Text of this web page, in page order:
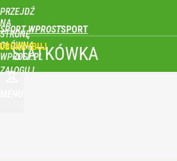
PRZEJDŹ
NA
STRONĘ
GŁÓWNĄ
WPROST.PL
SPORT WPROST
ZALOGUJ
SIATKÓWKA